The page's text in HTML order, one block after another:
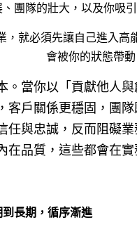
團隊的壯大，以及你吸
，就必須先讓自己進入
會被你的狀態帶
。當你以「貢獻他人
客戶關係更穩固，團
任與忠誠，反而阻礙
在品質，這些都會在
到長期，循序漸進